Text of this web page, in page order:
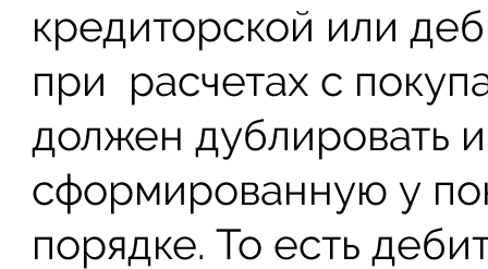
кредиторской или
при расчетах с
должен дублировать
сформированную у
порядке. То есть